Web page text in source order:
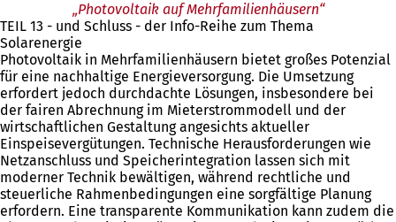
„Photovoltaik auf Mehrfamilienhäusern“
TEIL 13 - und Schluss - der Info-Reihe zum Thema
Solarenergie
Photovoltaik in Mehrfamilienhäusern bietet großes Potenzial
für eine nachhaltige Energieversorgung. Die Umsetzung
erfordert jedoch durchdachte Lösungen, insbesondere bei
der fairen Abrechnung im Mieterstrommodell und der
wirtschaftlichen Gestaltung angesichts aktueller
Einspeisevergütungen. Technische Herausforderungen wie
Netzanschluss und Speicherintegration lassen sich mit
moderner Technik bewältigen, während rechtliche und
steuerliche Rahmenbedingungen eine sorgfältige Planung
erfordern. Eine transparente Kommunikation kann zudem die